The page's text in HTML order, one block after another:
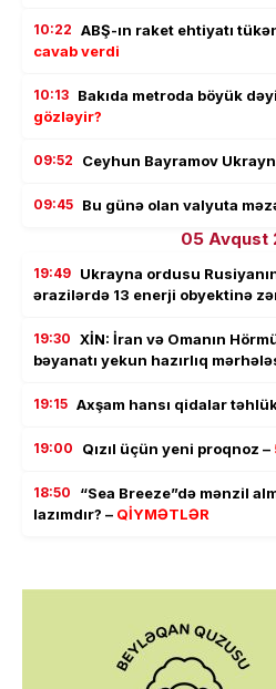
10:22 ABŞ-ın raket ehtiyatı
cavab verdi
10:13 Bakıda metroda böyük
gözləyir?
09:52 Ceyhun Bayramov
09:45 Bu günə olan valyuta
05 Avqust
19:49 Ukrayna ordusu
ərazilərdə 13 enerji obyektinə
19:30 XİN: İran və Omanın
bəyanatı yekun hazırlıq
19:15 Axşam hansı qidalar
19:00 Qızıl üçün yeni proqnoz –
18:50
“Sea Breeze”də mənzil
lazımdır? – QİYMƏTLƏR